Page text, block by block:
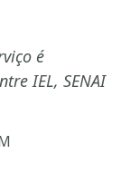
é
IEL, SENAI